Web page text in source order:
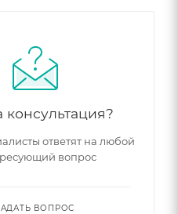
консультация?
ответят на любой
вопрос
ВОПРОС